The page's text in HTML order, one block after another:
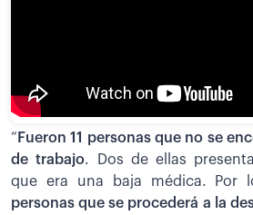
“ Fueron 11 personas que no se
de trabajo. Dos de ellas
que era una baja médica. Por
personas que se procederá a la